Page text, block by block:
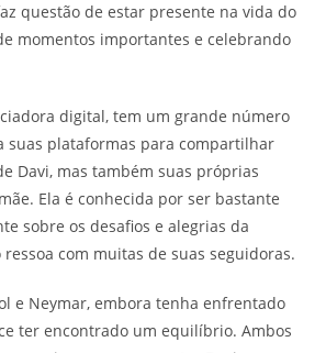
questão de estar presente na vida do
momentos importantes e celebrando
digital, tem um grande número
suas plataformas para compartilhar
Davi, mas também suas próprias
Ela é conhecida por ser bastante
sobre os desafios e alegrias da
com muitas de suas seguidoras.
e Neymar, embora tenha enfrentado
ter encontrado um equilíbrio. Ambos